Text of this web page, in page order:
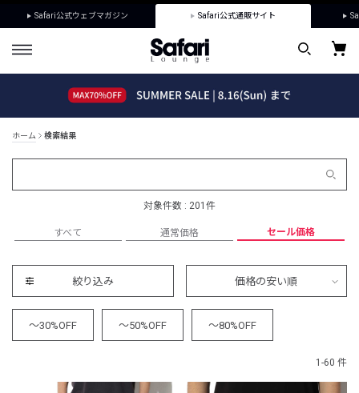
Safari公式ウェブマガジン Safari公式通販サイト
ホーム 検索結果
対象件数 : 201件
すべて 通常価格 セール価格
絞り込み 価格の安い順
～30%OFF ～50%OFF ～80%OFF
1-60 件